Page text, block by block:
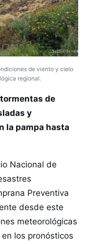
de viento y cielo
regional.
de
y
la pampa hasta
Nacional de
Preventiva
desde este
meteorológicas
los pronósticos